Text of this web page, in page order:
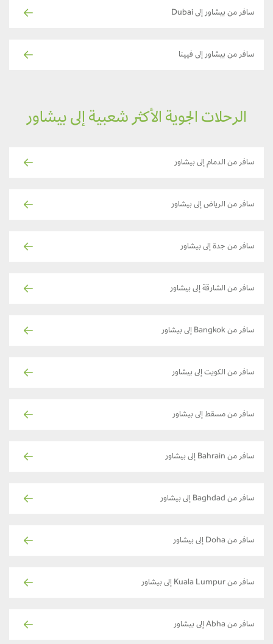
سافر من بيشاور إلى Dubai
سافر من بيشاور إلى فيينا
الرحلات الجوية الأكثر شعبية إلى بيشاور
سافر من الدمام إلى بيشاور
سافر من الرياض إلى بيشاور
سافر من جدة إلى بيشاور
سافر من الشارقة إلى بيشاور
سافر من Bangkok إلى بيشاور
سافر من الكويت إلى بيشاور
سافر من مسقط إلى بيشاور
سافر من Bahrain إلى بيشاور
سافر من Baghdad إلى بيشاور
سافر من Doha إلى بيشاور
سافر من Kuala Lumpur إلى بيشاور
سافر من Abha إلى بيشاور